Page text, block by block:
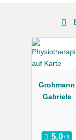
Grohmann
Gabriele